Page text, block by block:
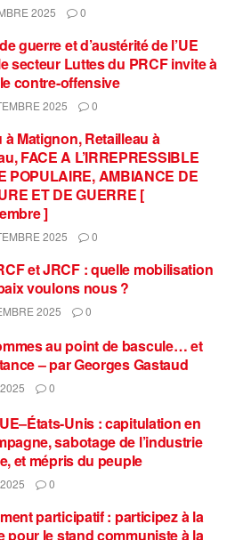
2025 0
guerre et d’austérité de l’UE
secteur Luttes du PRCF invite à
contre-offensive
2025 0
Matignon, Retailleau à
FACE A L’IRREPRESSIBLE
POPULAIRE, AMBIANCE DE
ET DE GUERRE [
]
2025 0
et JRCF : quelle mobilisation
voulons nous ?
2025 0
au point de bascule… et
– par Georges Gastaud
0
Unis : capitulation en
sabotage de l’industrie
et mépris du peuple
0
participatif : participez à la
pour le stand communiste à la